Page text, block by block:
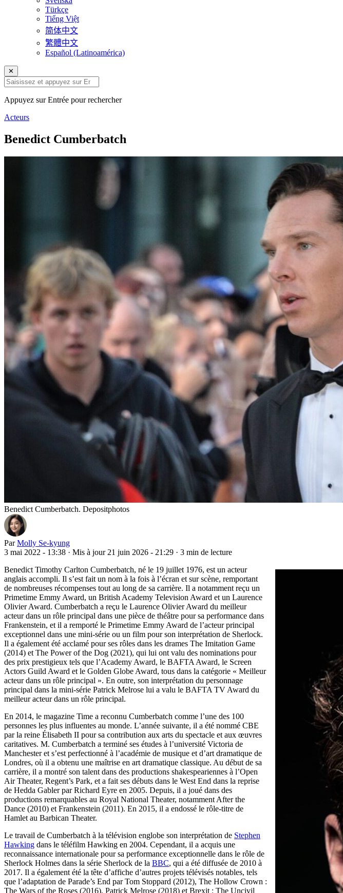
Türkçe
Tiếng Việt
简体中文
繁體中文
Español (Latinoamérica)
✕
Appuyez sur Entrée pour rechercher
Acteurs
Benedict Cumberbatch
Benedict Cumberbatch. Depositphotos
Par Molly Se-kyung
3 mai 2022 - 13:38 · Mis à jour 21 juin 2026 - 21:29 · 3 min de lecture
Benedict Timothy Carlton Cumberbatch, né le 19 juillet 1976, est un acteur
anglais accompli. Il s’est fait un nom à la fois à l’écran et sur scène, remportant
de nombreuses récompenses tout au long de sa carrière. Il a notamment reçu un
Primetime Emmy Award, un British Academy Television Award et un Laurence
Olivier Award. Cumberbatch a reçu le Laurence Olivier Award du meilleur
acteur dans un rôle principal dans une pièce de théâtre pour sa performance dans
Frankenstein, et il a remporté le Primetime Emmy Award de l’acteur principal
exceptionnel dans une mini-série ou un film pour son interprétation de Sherlock.
Il a également été acclamé pour ses rôles dans les drames The Imitation Game
(2014) et The Power of the Dog (2021), qui lui ont valu des nominations pour
des prix prestigieux tels que l’Academy Award, le BAFTA Award, le Screen
Actors Guild Award et le Golden Globe Award, tous dans la catégorie « Meilleur
acteur dans un rôle principal ». En outre, son interprétation du personnage
principal dans la mini-série Patrick Melrose lui a valu le BAFTA TV Award du
meilleur acteur dans un rôle principal.
En 2014, le magazine Time a reconnu Cumberbatch comme l’une des 100
personnes les plus influentes au monde. L’année suivante, il a été nommé CBE
par la reine Élisabeth II pour sa contribution aux arts du spectacle et aux œuvres
caritatives. M. Cumberbatch a terminé ses études à l’université Victoria de
Manchester et s’est perfectionné à l’académie de musique et d’art dramatique de
Londres, où il a obtenu une maîtrise en art dramatique classique. Au début de sa
carrière, il a montré son talent dans des productions shakespeariennes à l’Open
Air Theater, Regent’s Park, et a fait ses débuts dans le West End dans la reprise
de Hedda Gabler par Richard Eyre en 2005. Depuis, il a joué dans des
productions remarquables au Royal National Theater, notamment After the
Dance (2010) et Frankenstein (2011). En 2015, il a endossé le rôle-titre de
Hamlet au Barbican Theater.
Le travail de Cumberbatch à la télévision englobe son interprétation de Stephen
Hawking dans le téléfilm Hawking en 2004. Cependant, il a acquis une
reconnaissance internationale pour sa performance exceptionnelle dans le rôle de
Sherlock Holmes dans la série Sherlock de la BBC, qui a été diffusée de 2010 à
2017. Il a également été la tête d’affiche d’autres projets télévisés notables, tels
que l’adaptation de Parade’s End par Tom Stoppard (2012), The Hollow Crown :
The Wars of the Roses (2016), Patrick Melrose (2018) et Brexit : The Uncivil